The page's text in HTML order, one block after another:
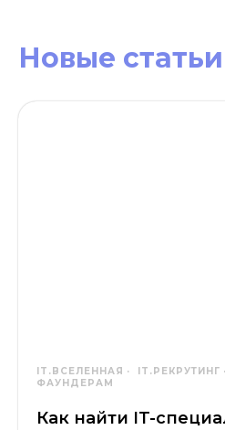
Новые статьи
IT.ВСЕЛЕННАЯ IT.РЕКРУТИНГ
ФАУНДЕРАМ
Как найти IT-